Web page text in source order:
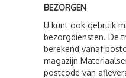
BEZORGEN
U kunt ook gebruik
bezorgdiensten. De
berekend vanaf
magazijn
postcode van